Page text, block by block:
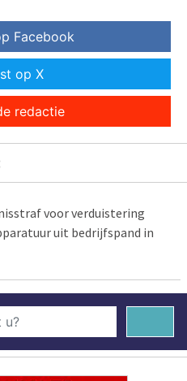
Facebook
op X
redactie
voor verduistering
uit bedrijfspand in